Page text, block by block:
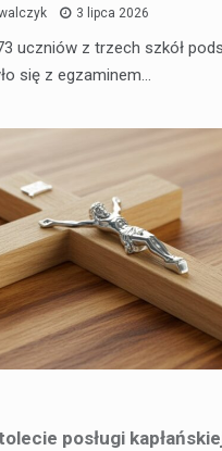
3 lipca 2026
uczniów z trzech szkół
się z egzaminem…
posługi